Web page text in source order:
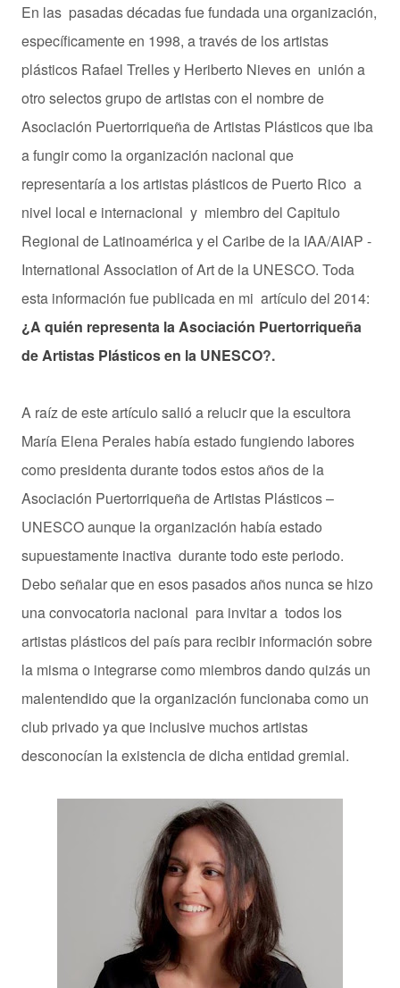
En las pasadas décadas fue fundada una organización,
específicamente en 1998, a través de los artistas
plásticos Rafael Trelles y Heriberto Nieves en unión a
otro selectos grupo de artistas con el nombre de
Asociación Puertorriqueña de Artistas Plásticos que iba
a fungir como la organización nacional que
representaría a los artistas plásticos de Puerto Rico a
nivel local e internacional y miembro del Capitulo
Regional de Latinoamérica y el Caribe de la IAA/AIAP -
International Association of Art de la UNESCO. Toda
esta información fue publicada en mi artículo del 2014:
¿A quién representa la Asociación Puertorriqueña
de Artistas Plásticos en la UNESCO?.
A raíz de este artículo salió a relucir que la escultora
María Elena Perales había estado fungiendo labores
como presidenta durante todos estos años de la
Asociación Puertorriqueña de Artistas Plásticos –
UNESCO aunque la organización había estado
supuestamente inactiva durante todo este periodo.
Debo señalar que en esos pasados años nunca se hizo
una convocatoria nacional para invitar a todos los
artistas plásticos del país para recibir información sobre
la misma o integrarse como miembros dando quizás un
malentendido que la organización funcionaba como un
club privado ya que inclusive muchos artistas
desconocían la existencia de dicha entidad gremial.